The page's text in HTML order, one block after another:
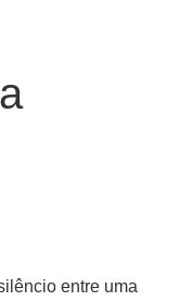
entre uma